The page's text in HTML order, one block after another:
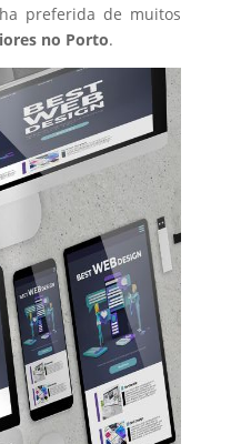
preferida de muitos
no Porto.